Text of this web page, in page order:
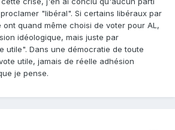
"libéral". Si certains libéraux par
quand même choisi de voter pour AL,
idéologique, mais juste par
utile". Dans une démocratie de toute
utile, jamais de réelle adhésion
je pense.